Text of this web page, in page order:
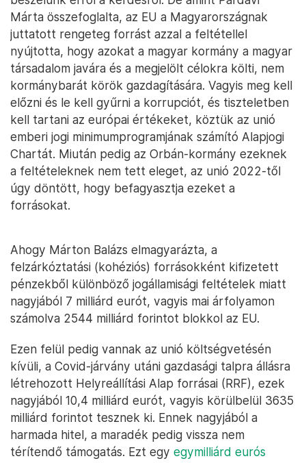
Márta összefoglalta, az EU a Magyarországnak
juttatott rengeteg forrást azzal a feltétellel
nyújtotta, hogy azokat a magyar kormány a magyar
társadalom javára és a megjelölt célokra költi, nem
kormánybarát körök gazdagítására. Vagyis meg kell
előzni és le kell gyűrni a korrupciót, és tiszteletben
kell tartani az európai értékeket, köztük az unió
emberi jogi minimumprogramjának számító Alapjogi
Chartát. Miután pedig az Orbán-kormány ezeknek
a feltételeknek nem tett eleget, az unió 2022-től
úgy döntött, hogy befagyasztja ezeket a
forrásokat.
Ahogy Márton Balázs elmagyarázta, a
felzárkóztatási (kohéziós) forrásokként kifizetett
pénzekből különböző jogállamisági feltételek miatt
nagyjából 7 milliárd eurót, vagyis mai árfolyamon
számolva 2544 milliárd forintot blokkol az EU.
Ezen felül pedig vannak az unió költségvetésén
kívüli, a Covid-járvány utáni gazdasági talpra állásra
létrehozott Helyreállítási Alap forrásai (RRF), ezek
nagyjából 10,4 milliárd eurót, vagyis körülbelül 3635
milliárd forintot tesznek ki. Ennek nagyjából a
harmada hitel, a maradék pedig vissza nem
térítendő támogatás. Ezt egy egymilliárd eurós